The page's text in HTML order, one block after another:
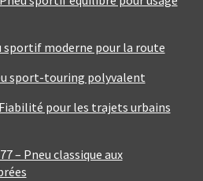
sportif moderne pour la route
sport-touring polyvalent
pour les trajets urbains
– Pneu classique aux